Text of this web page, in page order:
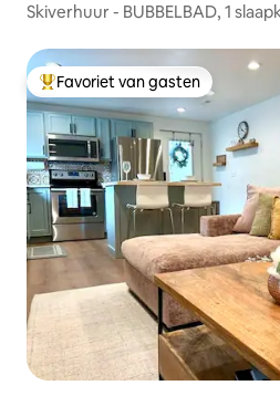
Skiverhuur - BUBBELBAD, 1
Topfavoriet van gasten
Favoriet van gasten